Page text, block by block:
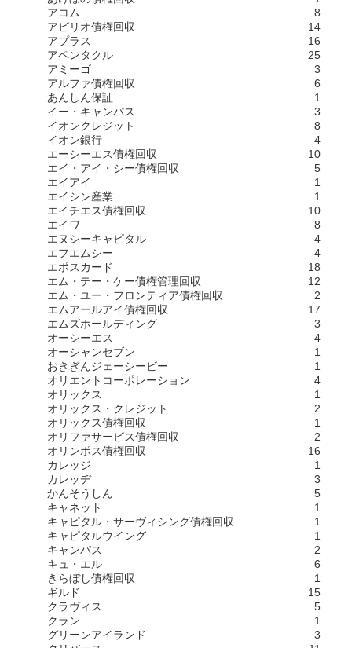
アコム
8
アビリオ債権回収
14
アプラス
16
アペンタクル
25
アミーゴ
3
アルファ債権回収
6
あんしん保証
1
イー・キャンパス
3
イオンクレジット
8
イオン銀行
4
エーシーエス債権回収
10
エイ・アイ・シー債権回収
5
エイアイ
1
エイシン産業
1
エイチエス債権回収
10
エイワ
8
エヌシーキャピタル
4
エフエムシー
4
エポスカード
18
エム・テー・ケー債権管理回収
12
エム・ユー・フロンティア債権回収
2
エムアールアイ債権回収
17
エムズホールディング
3
オーシーエス
4
オーシャンセブン
1
おきぎんジェーシービー
1
オリエントコーポレーション
4
オリックス
1
オリックス・クレジット
2
オリックス債権回収
1
オリファサービス債権回収
2
オリンポス債権回収
16
カレッジ
1
カレッヂ
3
かんそうしん
5
キャネット
1
キャピタル・サーヴィシング債権回収
1
キャピタルウイング
1
キャンパス
2
キュ・エル
6
きらぼし債権回収
1
ギルド
15
クラヴィス
5
クラン
1
グリーンアイランド
3